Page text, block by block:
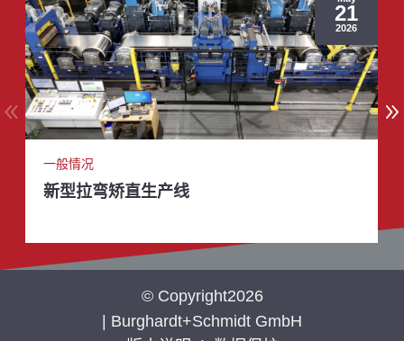
21
2026
一般情况
新型拉弯矫直生产线
© Copyright2026
| Burghardt+Schmidt GmbH